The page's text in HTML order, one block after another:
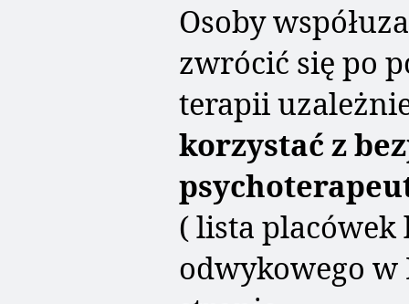
Osoby
zwrócić się po
terapii
korzystać z
( lista placówek
odwykowego w